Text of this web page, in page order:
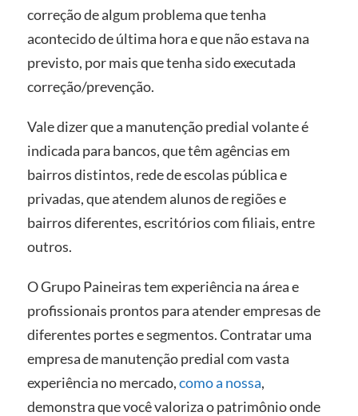
correção de algum problema que tenha
acontecido de última hora e que não estava na
previsto, por mais que tenha sido executada
correção/prevenção.
Vale dizer que a manutenção predial volante é
indicada para bancos, que têm agências em
bairros distintos, rede de escolas pública e
privadas, que atendem alunos de regiões e
bairros diferentes, escritórios com filiais, entre
outros.
O Grupo Paineiras tem experiência na área e
profissionais prontos para atender empresas de
diferentes portes e segmentos. Contratar uma
empresa de manutenção predial com vasta
experiência no mercado,como a nossa,
demonstra que você valoriza o patrimônio onde